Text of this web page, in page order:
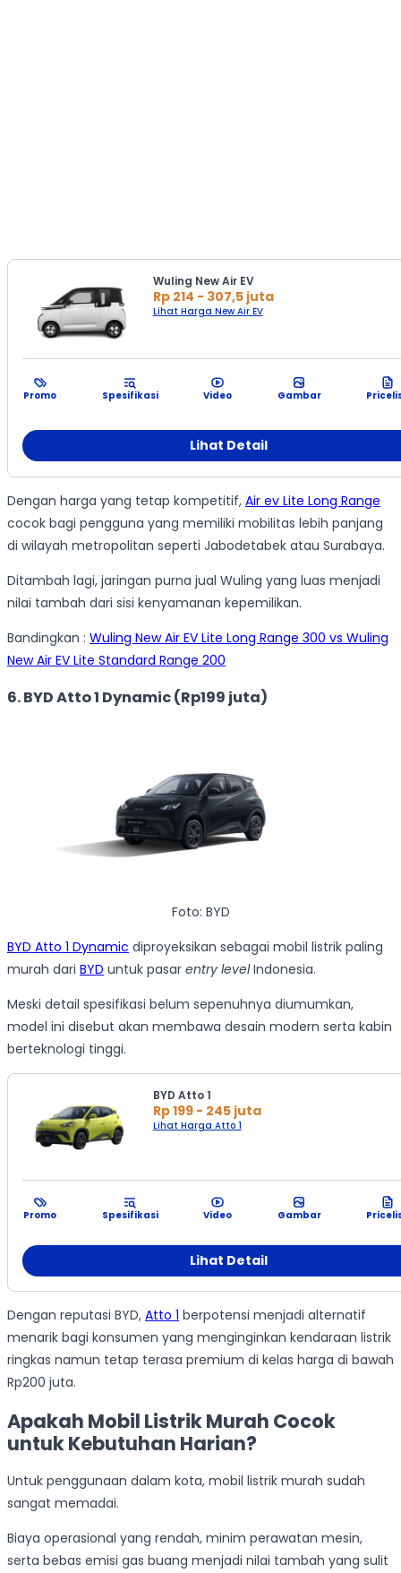
Wuling New Air EV
Rp 214 - 307,5 juta
Lihat Harga New Air EV
Promo Spesifikasi Video Gambar
Lihat Detail
Dengan harga yang tetap kompetitif, Air ev Lite Long Range
cocok bagi pengguna yang memiliki mobilitas lebih panjang
di wilayah metropolitan seperti Jabodetabek atau Surabaya.
Ditambah lagi, jaringan purna jual Wuling yang luas menjadi
nilai tambah dari sisi kenyamanan kepemilikan.
Bandingkan : Wuling New Air EV Lite Long Range 300 vs Wuling
New Air EV Lite Standard Range 200
6. BYD Atto 1 Dynamic (Rp199 juta)
Foto: BYD
BYD Atto 1 Dynamic diproyeksikan sebagai mobil listrik paling
murah dari BYD untuk pasar entry levelIndonesia.
Meski detail spesifikasi belum sepenuhnya diumumkan,
model ini disebut akan membawa desain modern serta kabin
berteknologi tinggi.
BYD Atto 1
Rp 199 - 245 juta
Lihat Harga Atto 1
Promo Spesifikasi Video Gambar
Lihat Detail
Dengan reputasi BYD, Atto 1 berpotensi menjadi alternatif
menarik bagi konsumen yang menginginkan kendaraan listrik
ringkas namun tetap terasa premium di kelas harga di bawah
Rp200 juta.
Apakah Mobil Listrik Murah Cocok
untuk Kebutuhan Harian?
Untuk penggunaan dalam kota, mobil listrik murah sudah
sangat memadai.
Biaya operasional yang rendah, minim perawatan mesin,
serta bebas emisi gas buang menjadi nilai tambah yang sulit